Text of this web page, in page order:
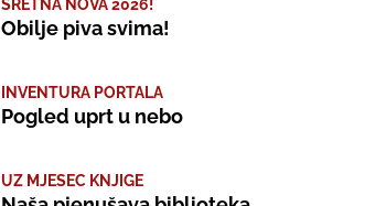
SRETNA NOVA 2026!
Obilje piva svima!
INVENTURA PORTALA
Pogled uprt u nebo
UZ MJESEC KNJIGE